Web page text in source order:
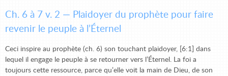
Ch. 6 à 7 v. 2 — Plaidoyer du prophète pour faire
revenir le peuple à l’Éternel
Ceci inspire au prophète (ch. 6) son touchant plaidoyer, [6:1] dans
lequel il engage le peuple à se retourner vers l’Éternel. La foi a
toujours cette ressource, parce qu’elle voit la main de Dieu, de son